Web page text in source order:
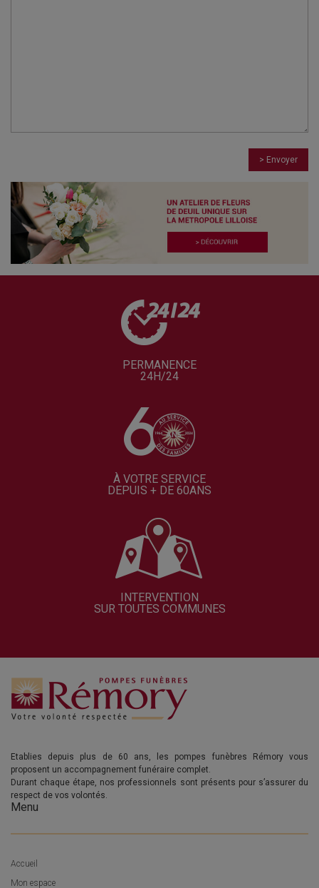
> Envoyer
PERMANENCE
24H/24
À VOTRE SERVICE
DEPUIS + DE 60ANS
INTERVENTION
SUR TOUTES COMMUNES
Etablies depuis plus de 60 ans, les pompes funèbres Rémory vous
proposent un accompagnement funéraire complet.
Durant chaque étape, nos professionnels sont présents pour s’assurer du
respect de vos volontés.
Menu
Accueil
Mon espace